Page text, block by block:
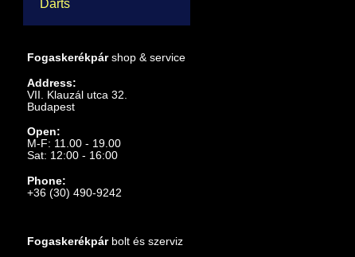
Darts
Fogaskerékpárshop & service
Address:
VII. Klauzál utca 32.
Budapest
Open:
M-F: 11.00 - 19.00
Sat: 12:00 - 16:00
Phone:
+36 (30) 490-9242
Fogaskerékpárbolt és szerviz